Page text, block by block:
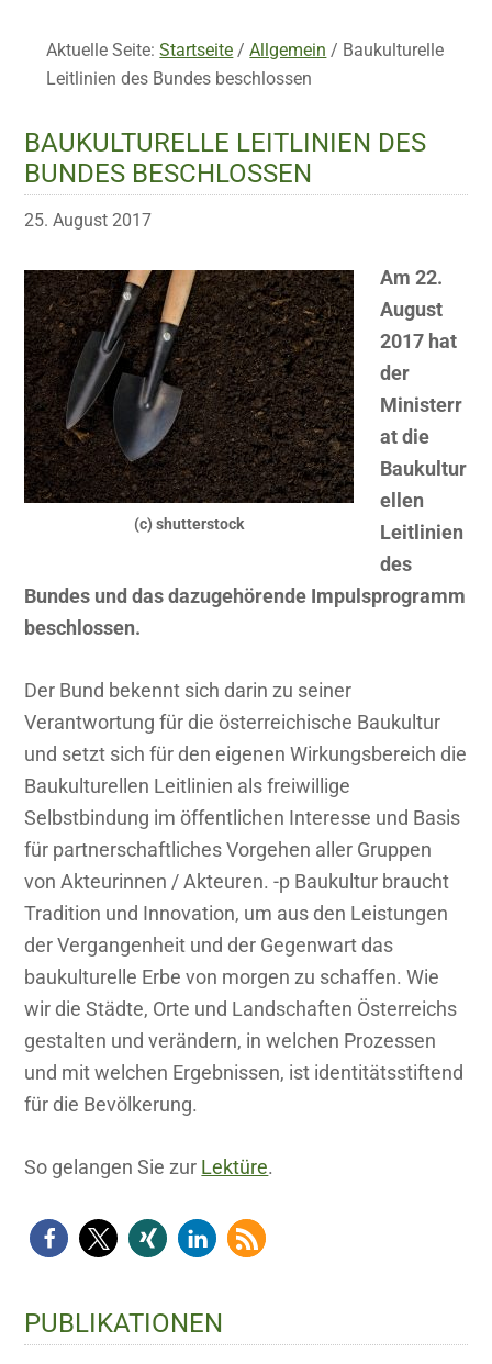
Aktuelle Seite:Startseite / Allgemein / Baukulturelle
Leitlinien des Bundes beschlossen
BAUKULTURELLE LEITLINIEN DES
BUNDES BESCHLOSSEN
25. August 2017
(c) shutterstock
Am 22.
August
2017 hat
der
Ministerr
at die
Baukultur
ellen
Leitlinien
des
Bundes und das dazugehörende Impulsprogramm
beschlossen.
Der Bund bekennt sich darin zu seiner
Verantwortung für die österreichische Baukultur
und setzt sich für den eigenen Wirkungsbereich die
Baukulturellen Leitlinien als freiwillige
Selbstbindung im öffentlichen Interesse und Basis
für partnerschaftliches Vorgehen aller Gruppen
von Akteurinnen / Akteuren. -p Baukultur braucht
Tradition und Innovation, um aus den Leistungen
der Vergangenheit und der Gegenwart das
baukulturelle Erbe von morgen zu schaffen. Wie
wir die Städte, Orte und Landschaften Österreichs
gestalten und verändern, in welchen Prozessen
und mit welchen Ergebnissen, ist identitätsstiftend
für die Bevölkerung.
So gelangen Sie zur Lektüre.
Haupt-
Sidebar
PUBLIKATIONEN